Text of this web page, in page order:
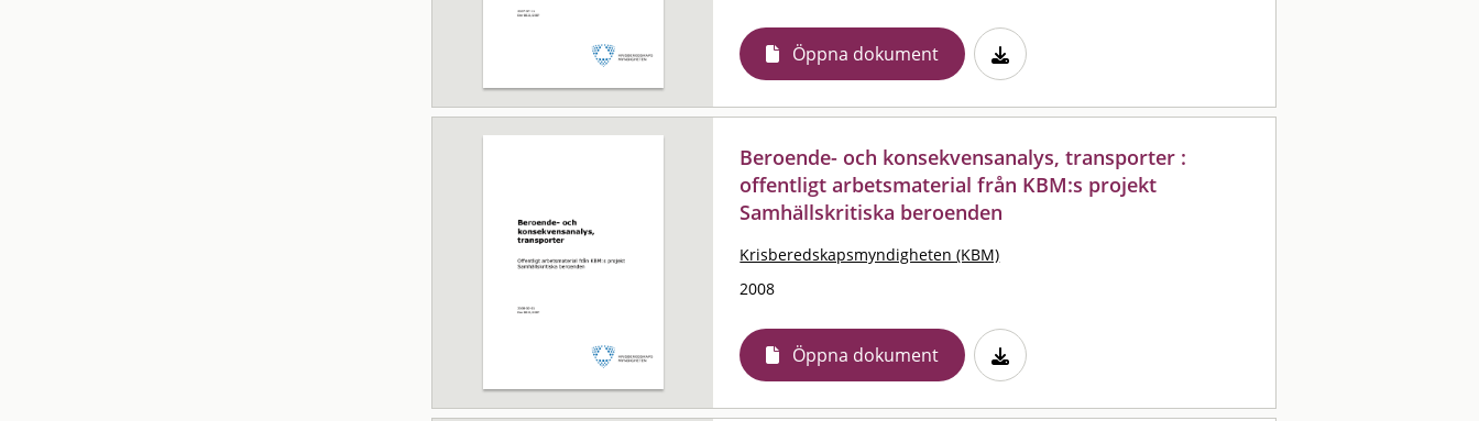
Öppna dokument
Beroende- och konsekvensanalys, transporter :
offentligt arbetsmaterial från KBM:s projekt
Samhällskritiska beroenden
Krisberedskapsmyndigheten (KBM)
2008
Öppna dokument